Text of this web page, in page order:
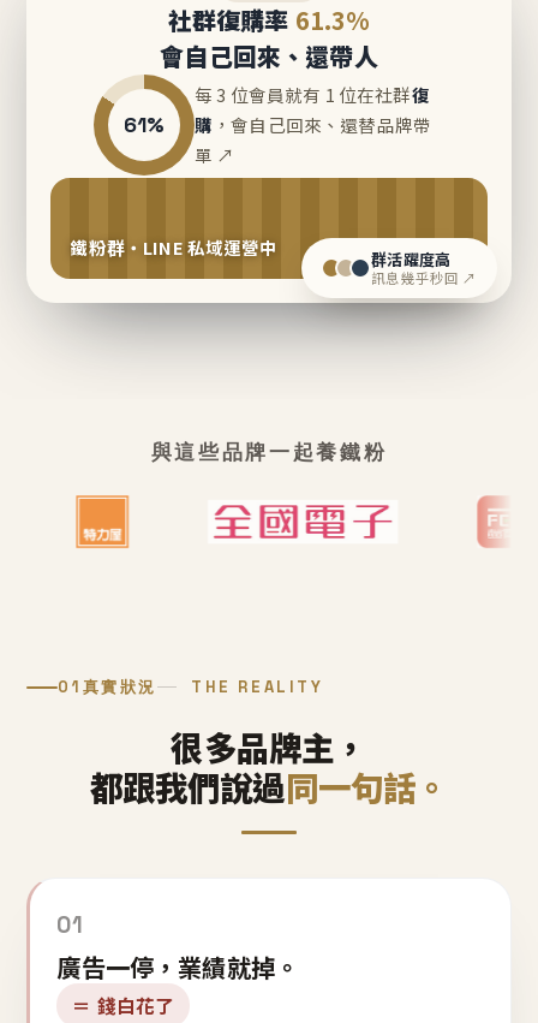
社群復購率 61.3%
會自己回來、還帶人
61%
每 3 位會員就有 1 位在社群復
購 ，會自己回來、還替品牌帶
單 ↗
鐵粉群・LINE 私域運營中 群活躍度高
訊息幾乎秒回 ↗
與這些品牌一起養鐵粉
01 真實狀況 THE REALITY
很多品牌主，
都跟我們說過同一句話。
01
廣告一停，業績就掉。
＝ 錢白花了